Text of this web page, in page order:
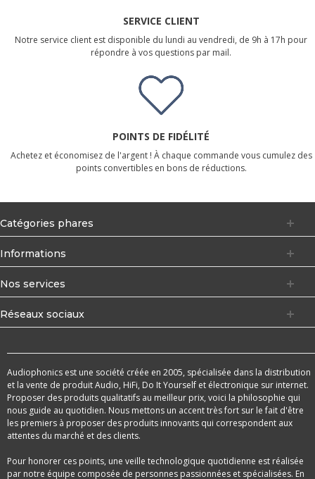
SERVICE CLIENT
Notre service client est disponible du lundi au vendredi, de 9h à 17h pour
répondre à vos questions par mail.
POINTS DE FIDÉLITÉ
Achetez et économisez de l'argent ! À chaque commande vous cumulez des
points convertibles en bons de réductions.
Catégories phares
Informations
Nos services
Réseaux sociaux
Audiophonics est une société créée en 2005, spécialisée dans la distribution
et la vente de produit Audio, HiFi, Do It Yourself et électronique sur internet.
Proposer des produits qualitatifs au meilleur prix, voici la philosophie qui
nous guide au quotidien. Nous mettons un accent très fort sur le fait d'être
les premiers à proposer des produits innovants qui correspondent aux
attentes du marché et des clients.
Pour honorer ces points, une veille technologique quotidienne est réalisée
par notre équipe composée de personnes passionnées et spécialisées. En